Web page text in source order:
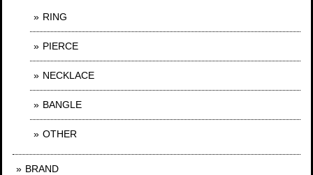
RING
PIERCE
NECKLACE
BANGLE
OTHER
BRAND